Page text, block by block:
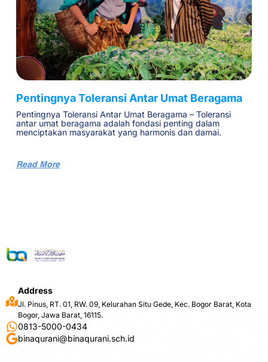
Pentingnya Toleransi Antar Umat Beragama
Pentingnya Toleransi Antar Umat Beragama – Toleransi
antar umat beragama adalah fondasi penting dalam
menciptakan masyarakat yang harmonis dan damai.
Read More
Address
Jl. Pinus, RT. 01, RW. 09, Kelurahan Situ Gede, Kec. Bogor Barat, Kota
Bogor, Jawa Barat, 16115.
0813-5000-0434
binaqurani@binaqurani.sch.id